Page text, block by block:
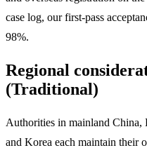
case log, our first-pass
98%.
Regional
(Traditional)
Authorities in mainland China,
and Korea each maintain their